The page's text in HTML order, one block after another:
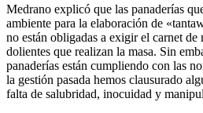
Medrano explicó que las panaderías
ambiente para la elaboración de
no están obligadas a exigir el carnet
dolientes que realizan la masa. Sin
panaderías están cumpliendo con las
la gestión pasada hemos clausurado
falta de salubridad, inocuidad y